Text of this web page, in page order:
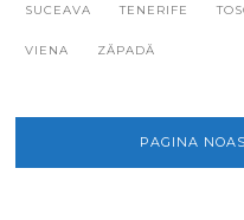
SUCEAVA TENERIFE
VIENA ZĂPADĂ
PAGINA